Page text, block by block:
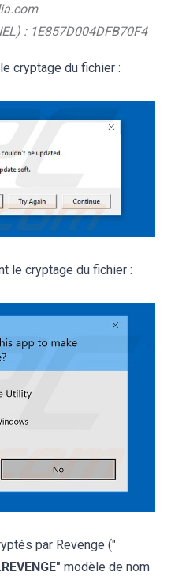
: 1E857D004DFB70F4
cryptage du fichier :
le cryptage du fichier :
par Revenge ("
modèle de nom